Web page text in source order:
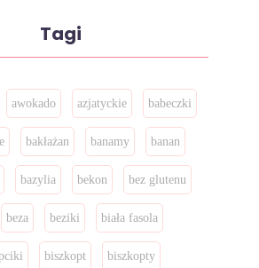
Tagi
awokado azjatyckie babeczki
bakłażan banamy banan
bazylia bekon bez glutenu
beza beziki biała fasola
biszkopt biszkopty